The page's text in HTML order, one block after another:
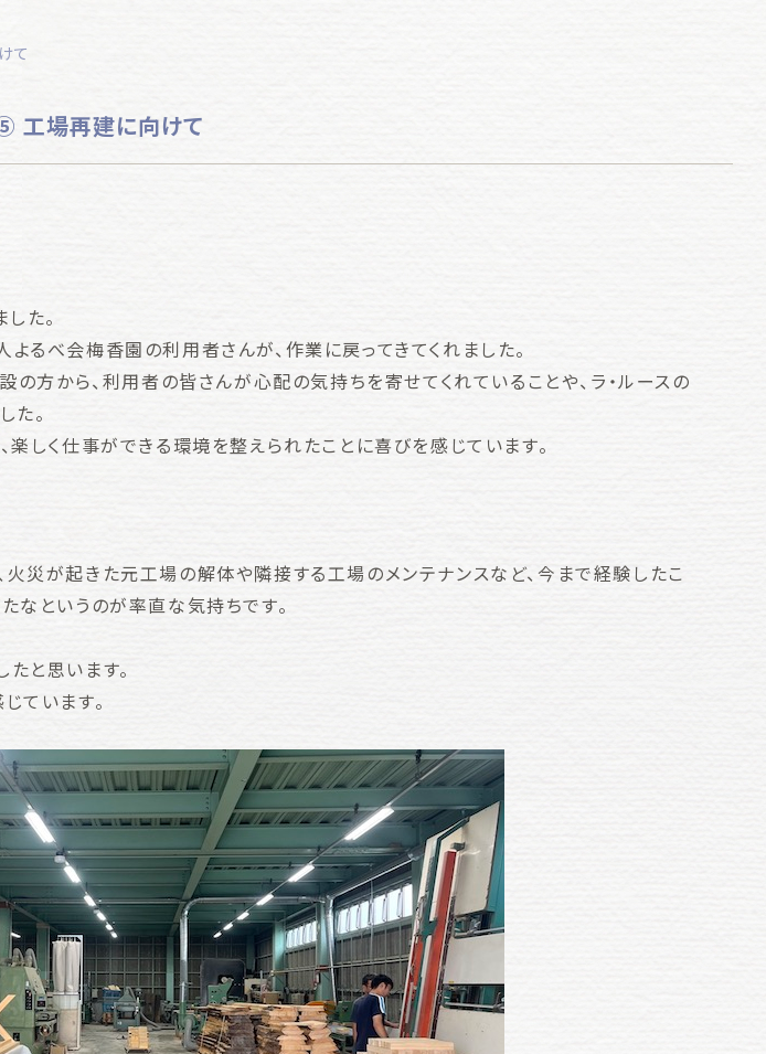
て
工場再建に向けて
た。
るべ会梅香園の利用者さんが、作業に戻ってきてくれました。
の方から、利用者の皆さんが心配の気持ちを寄せてくれていることや、ラ・ルースの
た。
しく仕事ができる環境を整えられたことに喜びを感じています。
災が起きた元工場の解体や隣接する工場のメンテナンスなど、今まで経験したこ
なというのが率直な気持ちです。
と思います。
ています。